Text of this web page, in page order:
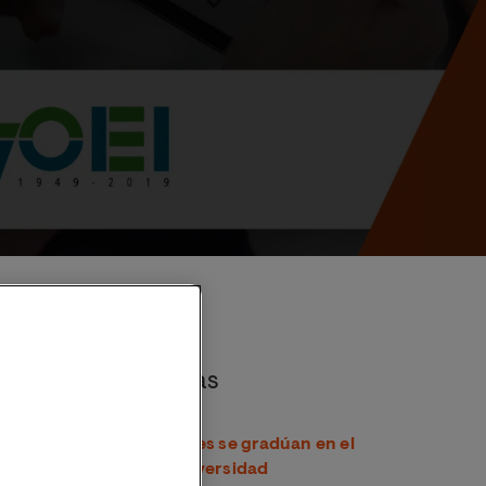
Noticias destacadas
Más de 18.000 estudiantes se gradúan en el
curso 2025/26 de la Universidad